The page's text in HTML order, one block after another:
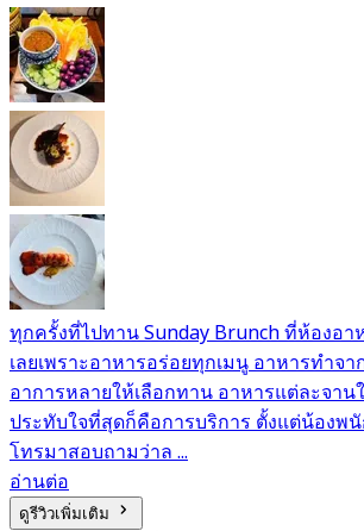
ทุกครั้งที่ไปทาน Sunday Brunch ที่ห้องอา
เลยเพราะอาหารอร่อยทุกเมนู อาหารทำ
อาการหลายให้เลือกทาน อาหารแต่ละจาน
ประทับใจที่สุดก็คือการบริการ ตั้งแต่น้องพ
โทรมาสอบถามว่าล ...
อ่านต่อ
ดูรีวิวเพิ่มเติม